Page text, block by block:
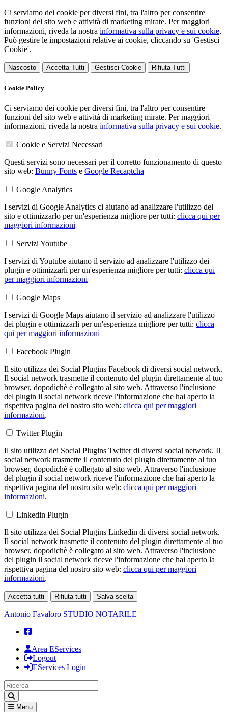
Ci serviamo dei cookie per diversi fini, tra l'altro per consentire
funzioni del sito web e attività di marketing mirate. Per maggiori
informazioni, riveda la nostra informativa sulla privacy e sui cookie.
Può gestire le impostazioni relative ai cookie, cliccando su 'Gestisci
Cookie'.
Nascosto Accetta Tutti Gestisci Cookie Rifiuta Tutti
Cookie Policy
Ci serviamo dei cookie per diversi fini, tra l'altro per consentire
funzioni del sito web e attività di marketing mirate. Per maggiori
informazioni, riveda la nostra informativa sulla privacy e sui cookie.
Cookie e Servizi Necessari
Questi servizi sono necessari per il corretto funzionamento di questo
sito web: Bunny Fonts e Google Recaptcha
Google Analytics
I servizi di Google Analytics ci aiutano ad analizzare l'utilizzo del
sito e ottimizzarlo per un'esperienza migliore per tutti: clicca qui per
maggiori informazioni
Servizi Youtube
I servizi di Youtube aiutano il servizio ad analizzare l'utilizzo dei
plugin e ottimizzarli per un'esperienza migliore per tutti: clicca qui
per maggiori informazioni
Google Maps
I servizi di Google Maps aiutano il servizio ad analizzare l'utilizzo
dei plugin e ottimizzarli per un'esperienza migliore per tutti: clicca
qui per maggiori informazioni
Facebook Plugin
Il sito utilizza dei Social Plugins Facebook di diversi social network.
Il social network trasmette il contenuto del plugin direttamente al tuo
browser, dopodichè è collegato al sito web. Attraverso l'inclusione
del plugin il social network riceve l'informazione che hai aperto la
rispettiva pagina del nostro sito web: clicca qui per maggiori
informazioni.
Twitter Plugin
Il sito utilizza dei Social Plugins Twitter di diversi social network. Il
social network trasmette il contenuto del plugin direttamente al tuo
browser, dopodichè è collegato al sito web. Attraverso l'inclusione
del plugin il social network riceve l'informazione che hai aperto la
rispettiva pagina del nostro sito web: clicca qui per maggiori
informazioni.
Linkedin Plugin
Il sito utilizza dei Social Plugins Linkedin di diversi social network.
Il social network trasmette il contenuto del plugin direttamente al tuo
browser, dopodichè è collegato al sito web. Attraverso l'inclusione
del plugin il social network riceve l'informazione che hai aperto la
rispettiva pagina del nostro sito web: clicca qui per maggiori
informazioni.
Accetta tutti Rifiuta tutti Salva scelta
Antonio Favaloro STUDIO NOTARILE
Area EServices
Logout
EServices Login
Menu